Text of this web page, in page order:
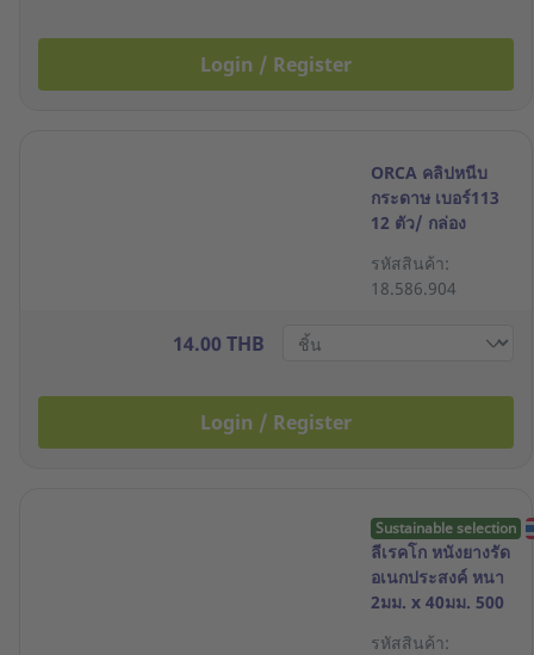
Login / Register
ORCA คลิปหนีบ
กระดาษ เบอร์113
12 ตัว/ กล่อง
รหัสสินค้า:
18.586.904
14.00 THB
Login / Register
Sustainable selection
ลีเรคโก หนังยางรัด
อเนกประสงค์ หนา
2มม. x 40มม. 500
รหัสสินค้า: